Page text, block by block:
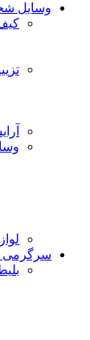
وسایل
سرگرمی